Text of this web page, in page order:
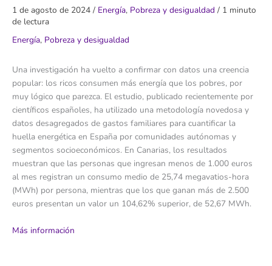
1 de agosto de 2024 / Energía, Pobreza y desigualdad / 1 minuto
de lectura
Energía, Pobreza y desigualdad
Una investigación ha vuelto a confirmar con datos una creencia
popular: los ricos consumen más energía que los pobres, por
muy lógico que parezca. El estudio, publicado recientemente por
científicos españoles, ha utilizado una metodología novedosa y
datos desagregados de gastos familiares para cuantificar la
huella energética en España por comunidades autónomas y
segmentos socioeconómicos. En Canarias, los resultados
muestran que las personas que ingresan menos de 1.000 euros
al mes registran un consumo medio de 25,74 megavatios-hora
(MWh) por persona, mientras que los que ganan más de 2.500
euros presentan un valor un 104,62% superior, de 52,67 MWh.
Más información